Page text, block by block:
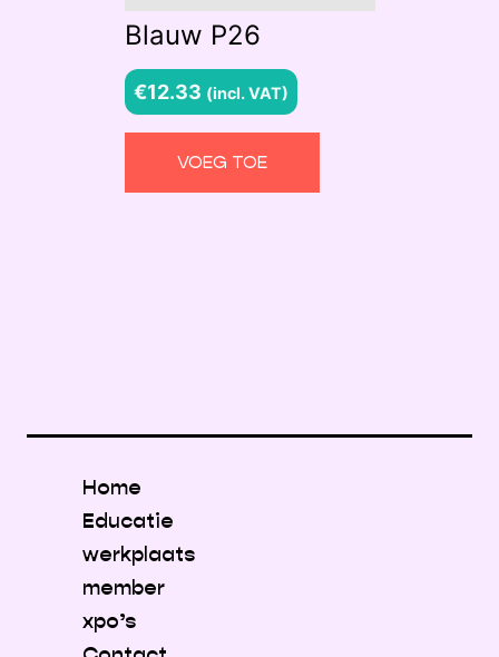
Blauw P26
€12.33 (incl. VAT)
VOEG TOE
Home
Educatie
werkplaats
member
xpo’s